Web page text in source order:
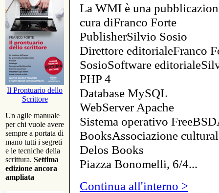
Il Prontuario dello
Scrittore
Un agile manuale
per chi vuole avere
sempre a portata di
mano tutti i segreti
e le tecniche della
scrittura. Settima
edizione ancora
ampliata
La WMI è una
cura diFranco Forte
PublisherSilvio Sosio
Direttore editorialeFranco
SosioSoftware
PHP 4
Database MySQL
WebServer Apache
Sistema operativo
BooksAssociazione
Delos Books
Piazza Bonomelli, 6/4...
Continua all'interno >